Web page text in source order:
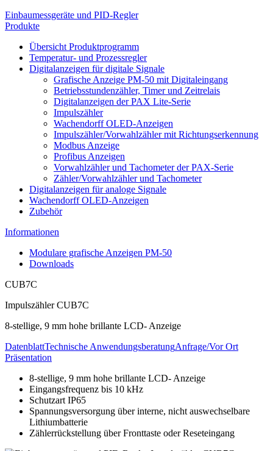
Einbaumessgeräte und PID-Regler
Produkte
Übersicht Produktprogramm
Temperatur- und Prozessregler
Digitalanzeigen für digitale Signale
Grafische Anzeige PM-50 mit Digitaleingang
Betriebsstundenzähler, Timer und Zeitrelais
Digitalanzeigen der PAX Lite-Serie
Impulszähler
Wachendorff OLED-Anzeigen
Impulszähler/Vorwahlzähler mit Richtungserkennung
Modbus Anzeige
Profibus Anzeigen
Vorwahlzähler und Tachometer der PAX-Serie
Zähler/Vorwahlzähler und Tachometer
Digitalanzeigen für analoge Signale
Wachendorff OLED-Anzeigen
Zubehör
Informationen
Modulare grafische Anzeigen PM-50
Downloads
CUB7C
Impulszähler CUB7C
8-stellige, 9 mm hohe brillante LCD- Anzeige
DatenblattTechnische AnwendungsberatungAnfrage/Vor Ort
Präsentation
8-stellige, 9 mm hohe brillante LCD- Anzeige
Eingangsfrequenz bis 10 kHz
Schutzart IP65
Spannungsversorgung über interne, nicht auswechselbare
Lithiumbatterie
Zählerrückstellung über Fronttaste oder Reseteingang